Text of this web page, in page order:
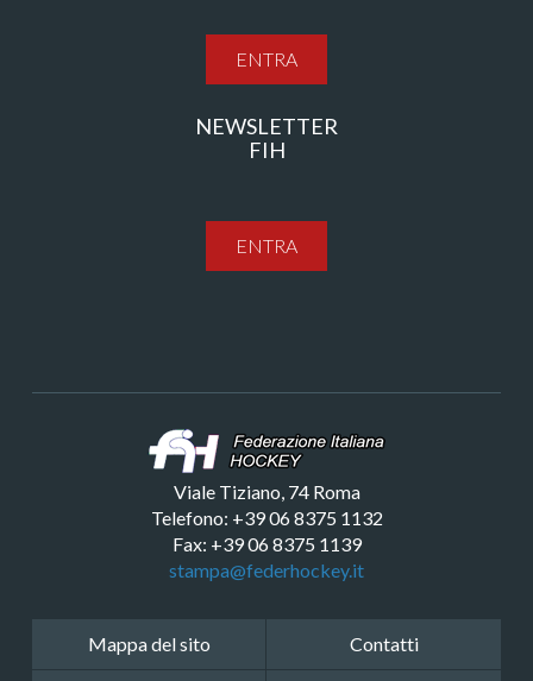
ENTRA
NEWSLETTER
FIH
ENTRA
Viale Tiziano, 74 Roma
Telefono: +39 06 8375 1132
Fax: +39 06 8375 1139
stampa@federhockey.it
Mappa del sito Contatti